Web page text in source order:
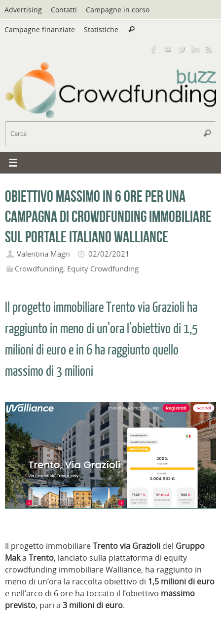
Vai
al
contenuto
Advertising Contatti Campagne in corso
Campagne finanziate Statistiche Cerca
Cerca
Obiettivo massimo in 6 ore per una
campagna di crowdfunding immobiliare
sul portale italiano Walliance
Valentina Magri
02/02/2021
Crowdfunding, Equity Crowdfunding
Il progetto immobiliare Trento via Grazioli ha
raggiunto in meno di un’ora l’obiettivo di 1,5
milioni di euro e in 6 ha raggiunto quello
massimo di 3 milioni
Il progetto immobiliareTrento via Grazioli del Gruppo
Maka Trento, lanciato sulla piattaforma di equity
crowdfunding immobiliare Walliance, ha raggiunto in
meno di un’ora la raccolta obiettivo di 1,5 milioni di euro
e nell’arco di 6 ore ha toccato il l’obiettivo massimo
previsto, pari a 3 milioni di euro.